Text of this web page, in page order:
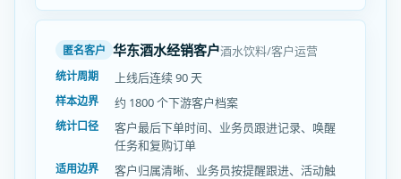
匿名客户 华东酒水经销客户酒水饮料/客户运营
统计周期 上线后连续 90 天
样本边界 约 1800 个下游客户档案
统计口径
客户最后下单时间、业务员跟进记录、唤醒
任务和复购订单
适用边界
客户归属清晰、业务员按提醒跟进、活动触